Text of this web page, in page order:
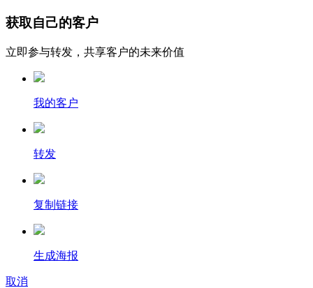
获取自己的客户
立即参与转发，共享客户的未来价值
我的客户
转发
复制链接
生成海报
取消